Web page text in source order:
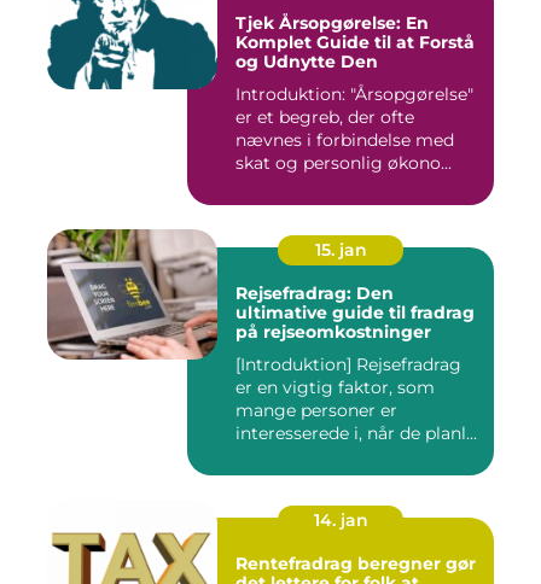
Tjek Årsopgørelse: En
Komplet Guide til at Forstå
og Udnytte Den
Introduktion: "Årsopgørelse"
er et begreb, der ofte
nævnes i forbindelse med
skat og personlig økono...
15. jan
Rejsefradrag: Den
ultimative guide til fradrag
på rejseomkostninger
[Introduktion] Rejsefradrag
er en vigtig faktor, som
mange personer er
interesserede i, når de planl...
14. jan
Rentefradrag beregner gør